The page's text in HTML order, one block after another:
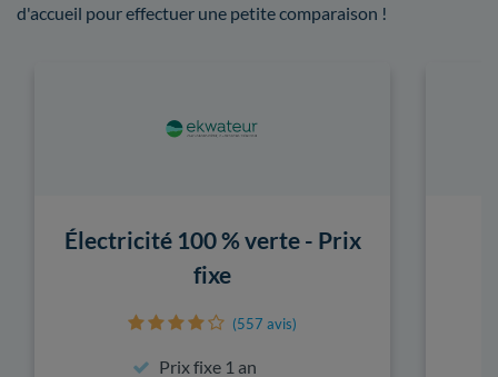
d'accueil pour effectuer une petite comparaison !
Électricité 100 % verte - Prix
fixe
(557 avis)
Prix fixe 1 an